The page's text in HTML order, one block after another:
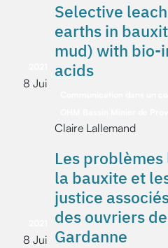
8 Jui
Selective
earths in
mud) with bio-
acids
Claire Lallemand
8 Jui
Les
la bauxite et
justice
des ouvriers
Gardanne